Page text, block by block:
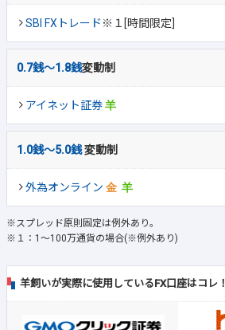
SBI FXトレード※１[時間限定]
0.7銭～1.8銭変動制
アイネット証券
1.0銭～5.0銭変動制
外為オンライン
※スプレッド原則固定は例外あり。
※１：1～100万通貨の場合(※例外あり)
羊飼いが実際に使用しているFX口座はコレ！